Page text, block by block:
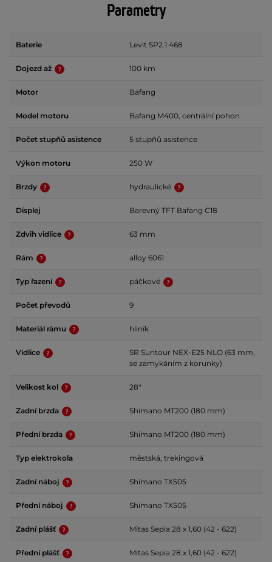
Parametry
Baterie Levit SP2.1 468
Dojezd až 100 km
Motor Bafang
Model motoru Bafang M400, centrální pohon
Počet stupňů asistence 5 stupňů asistence
Výkon motoru 250 W
Brzdy hydraulické
Displej Barevný TFT Bafang C18
Zdvih vidlice 63 mm
Rám alloy 6061
Typ řazení páčkové
Počet převodů 9
Materiál rámu hliník
Vidlice
SR Suntour NEX-E25 NLO (63 mm,
se zamykáním z korunky)
Velikost kol 28"
Zadní brzda Shimano MT200 (180 mm)
Přední brzda Shimano MT200 (180 mm)
Typ elektrokola městská, trekingová
Zadní náboj Shimano TX505
Přední náboj Shimano TX505
Zadní plášť Mitas Sepia 28 x 1,60 (42 - 622)
Přední plášť Mitas Sepia 28 x 1,60 (42 - 622)